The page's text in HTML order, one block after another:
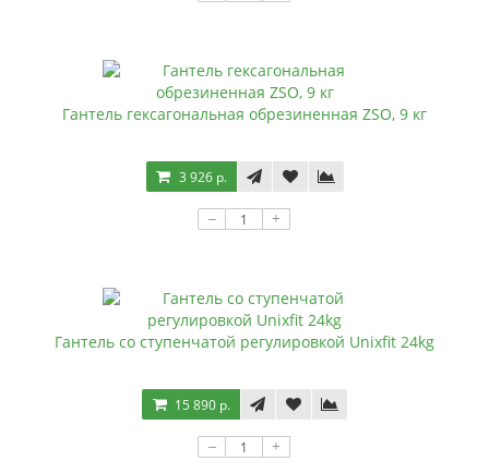
Гантель гексагональная обрезиненная ZSO, 9 кг
3 926 р.
– +
Гантель со ступенчатой регулировкой Unixfit 24kg
15 890 р.
– +